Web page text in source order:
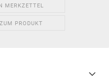
MERKZETTEL
PRODUKT